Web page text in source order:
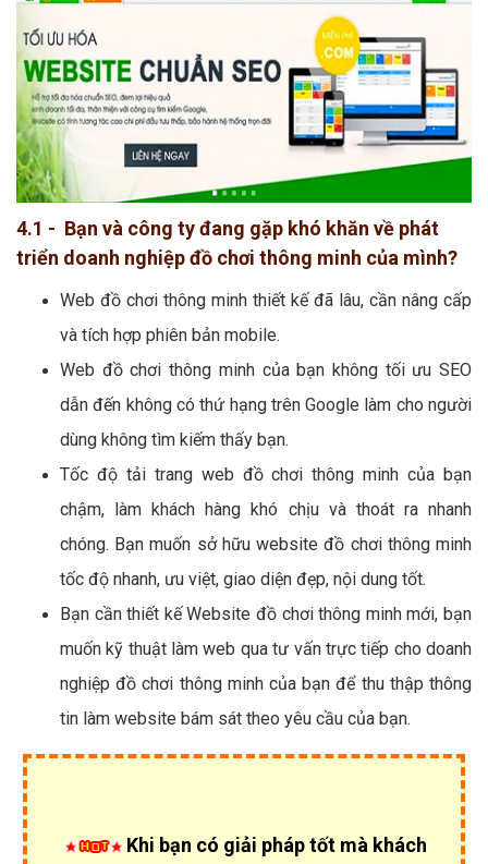
4.1 - Bạn và công ty đang gặp khó khăn về phát
triển doanh nghiệp đồ chơi thông minh của mình?
Web đồ chơi thông minh thiết kế đã lâu, cần nâng cấp
và tích hợp phiên bản mobile.
Web đồ chơi thông minh của bạn không tối ưu SEO
dẫn đến không có thứ hạng trên Google làm cho người
dùng không tìm kiếm thấy bạn.
Tốc độ tải trang web đồ chơi thông minh của bạn
chậm, làm khách hàng khó chịu và thoát ra nhanh
chóng. Bạn muốn sở hữu website đồ chơi thông minh
tốc độ nhanh, ưu việt, giao diện đẹp, nội dung tốt.
Bạn cần thiết kế Website đồ chơi thông minh mới, bạn
muốn kỹ thuật làm web qua tư vấn trực tiếp cho doanh
nghiệp đồ chơi thông minh của bạn để thu thập thông
tin làm website bám sát theo yêu cầu của bạn.
Khi bạn có giải pháp tốt mà khách